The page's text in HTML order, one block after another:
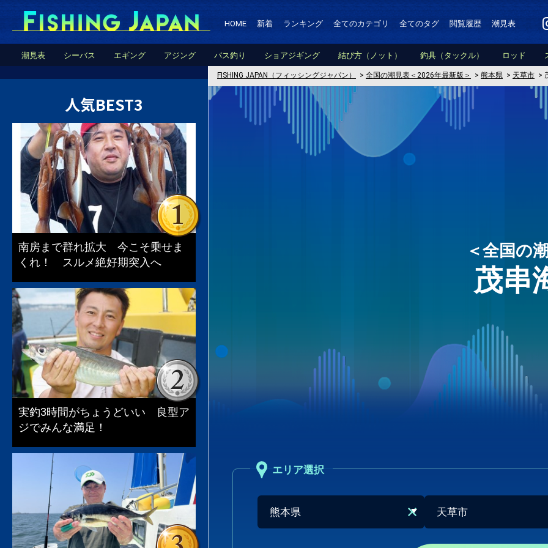
HOME 新着 ランキング 全てのカテゴリ 全てのタグ 閲覧履歴 潮見表
潮見表 シーバス エギング アジング バス釣り ショアジギング 結び方（ノット） 釣具（タックル） ロッド
FISHING JAPAN（フィッシングジャパン） > 全国の潮見表＜2026年最新版＞ > 熊本県 > 天草市 >
＜全国の
茂串
エリア選択
人気BEST3
南房まで群れ拡大 今こそ乗せま
くれ！ スルメ絶好期突入へ
実釣3時間がちょうどいい 良型ア
ジでみんな満足！